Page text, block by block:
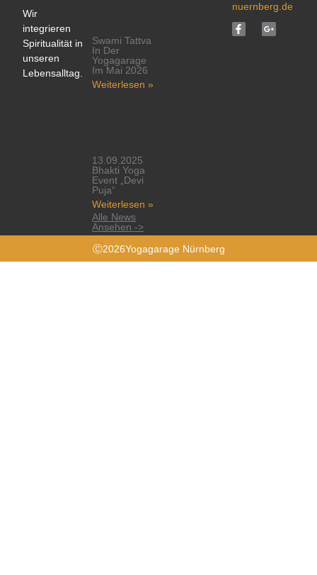
Wir
integrieren
Spiritualität in
unseren
Lebensalltag.
Swami Tattva
In Der
Yogagarage
Im Mai 2026
Weiterlesen »
13.09.2025
Bhakti Yoga
Event „Devi
Puja“
Weiterlesen »
Alle News
Ansehen ->
nuernberg.de
Ⓒ2026Yogagarage Nürnberg